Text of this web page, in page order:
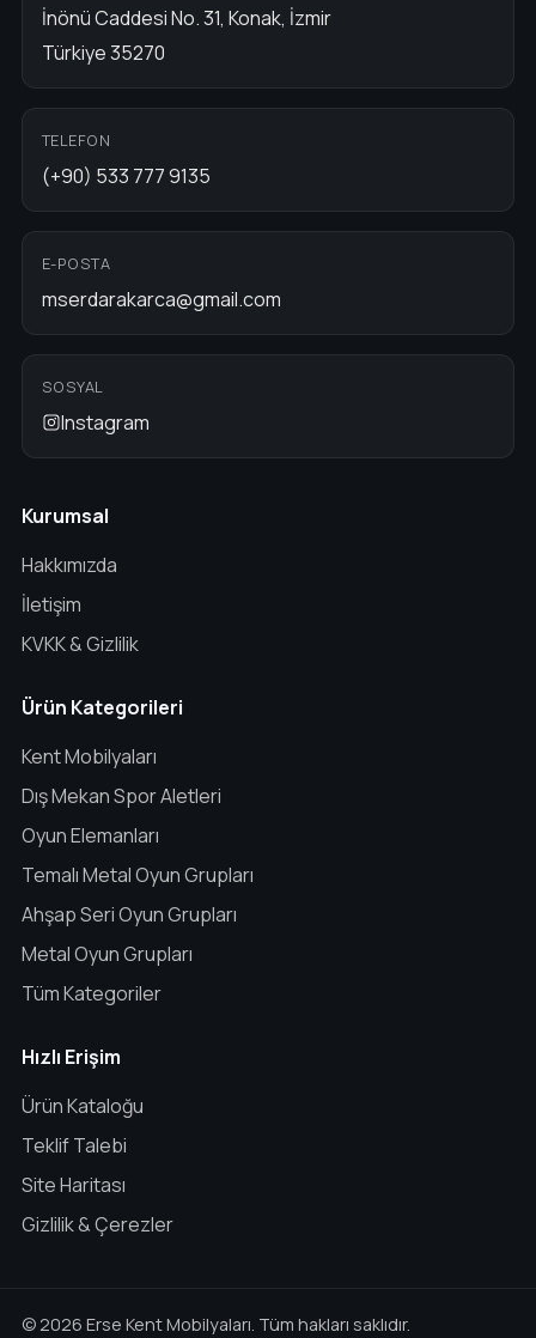
İnönü Caddesi No. 31, Konak, İzmir
Türkiye 35270
TELEFON
(+90) 533 777 9135
E-POSTA
mserdarakarca@gmail.com
SOSYAL
Instagram
Kurumsal
Hakkımızda
İletişim
KVKK & Gizlilik
Ürün Kategorileri
Kent Mobilyaları
Dış Mekan Spor Aletleri
Oyun Elemanları
Temalı Metal Oyun Grupları
Ahşap Seri Oyun Grupları
Metal Oyun Grupları
Tüm Kategoriler
Hızlı Erişim
Ürün Kataloğu
Teklif Talebi
Site Haritası
Gizlilik & Çerezler
© 2026 Erse Kent Mobilyaları. Tüm hakları saklıdır.